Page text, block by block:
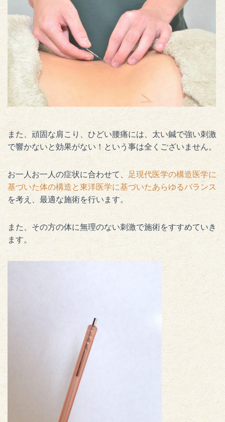
また、頑固な肩こり、ひどい腰痛には、太い鍼で強い刺激
で響かないと効果がない！という事は全くございません。
お一人お一人の症状に合わせて、足現代医学の構造医学に
基づいた体の構造と東洋医学に基づいたあらゆるバランス
を考え、最適な施術を行います。
また、その方の体に無理のない刺激で施術をすすめていき
ます。